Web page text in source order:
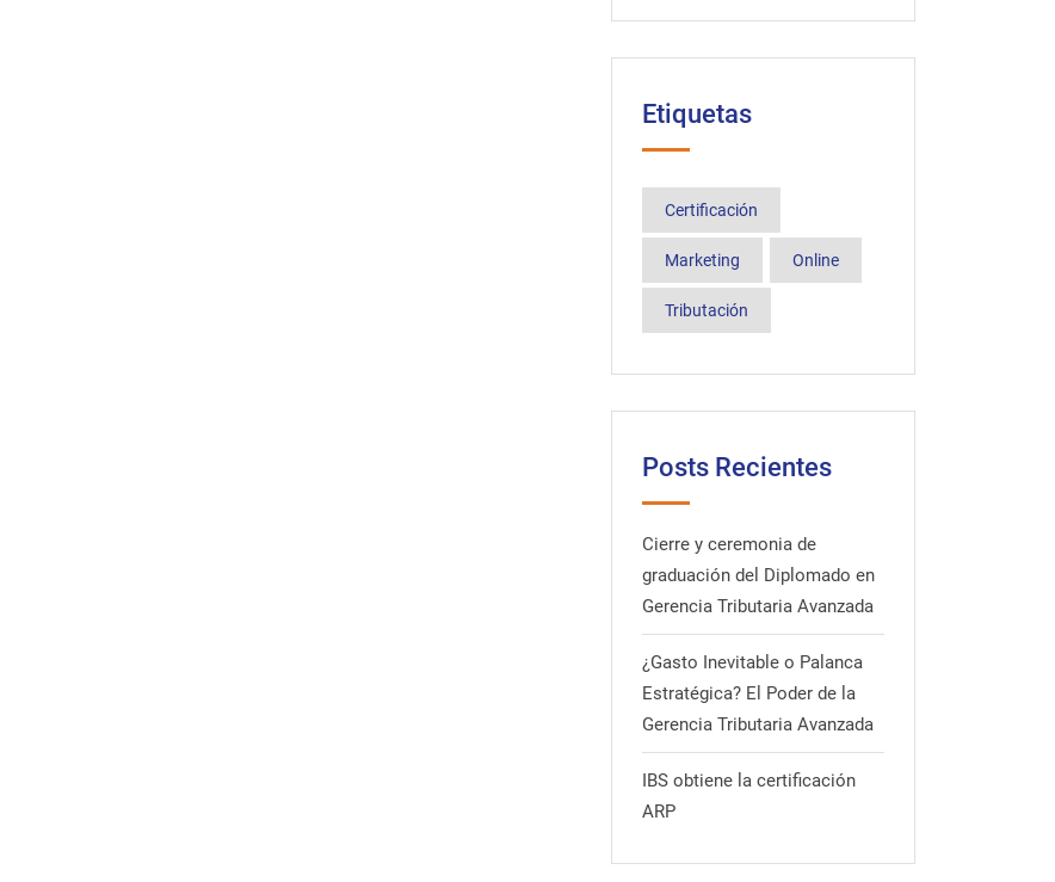
Etiquetas
Certificación
Marketing Online
Tributación
Posts Recientes
Cierre y ceremonia de
graduación del Diplomado en
Gerencia Tributaria Avanzada
¿Gasto Inevitable o Palanca
Estratégica? El Poder de la
Gerencia Tributaria Avanzada
IBS obtiene la certificación
ARP